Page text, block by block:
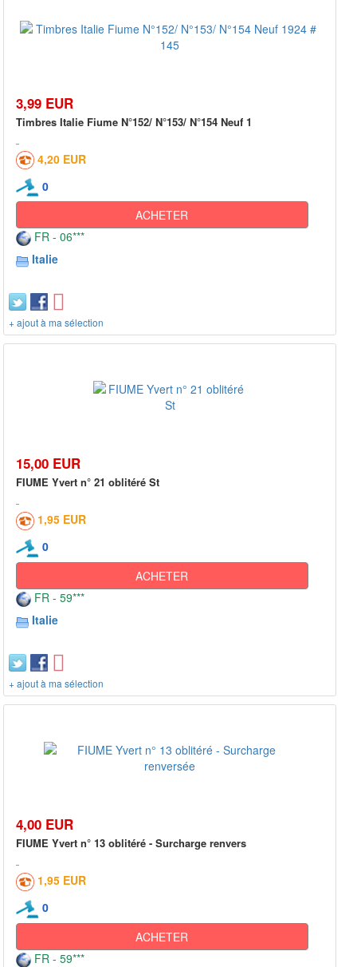
3,99 EUR
Timbres Italie Fiume N°152/ N°153/ N°154 Neuf 1
4,20 EUR
0
ACHETER
FR - 06***
Italie
+ ajout à ma sélection
15,00 EUR
FIUME Yvert n° 21 oblitéré St
1,95 EUR
0
ACHETER
FR - 59***
Italie
+ ajout à ma sélection
4,00 EUR
FIUME Yvert n° 13 oblitéré - Surcharge renvers
1,95 EUR
0
ACHETER
FR - 59***